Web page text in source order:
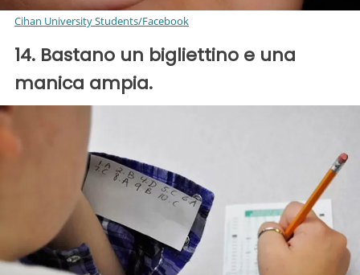
Cihan University Students/Facebook
14. Bastano un bigliettino e una
manica ampia.